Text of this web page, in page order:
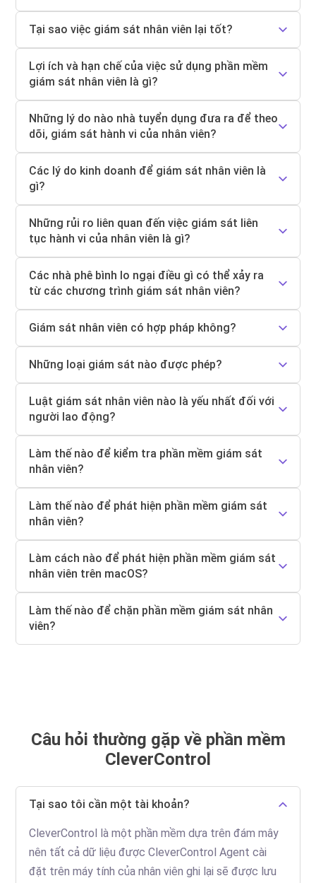
Tại sao việc giám sát nhân viên lại tốt?
Lợi ích và hạn chế của việc sử dụng phần mềm
giám sát nhân viên là gì?
Những lý do nào nhà tuyển dụng đưa ra để theo
dõi, giám sát hành vi của nhân viên?
Các lý do kinh doanh để giám sát nhân viên là
gì?
Những rủi ro liên quan đến việc giám sát liên
tục hành vi của nhân viên là gì?
Các nhà phê bình lo ngại điều gì có thể xảy ra
từ các chương trình giám sát nhân viên?
Giám sát nhân viên có hợp pháp không?
Những loại giám sát nào được phép?
Luật giám sát nhân viên nào là yếu nhất đối với
người lao động?
Làm thế nào để kiểm tra phần mềm giám sát
nhân viên?
Làm thế nào để phát hiện phần mềm giám sát
nhân viên?
Làm cách nào để phát hiện phần mềm giám sát
nhân viên trên macOS?
Làm thế nào để chặn phần mềm giám sát nhân
viên?
Câu hỏi thường gặp về phần mềm
CleverControl
Tại sao tôi cần một tài khoản?
CleverControl là một phần mềm dựa trên đám mây
nên tất cả dữ liệu được CleverControl Agent cài
đặt trên máy tính của nhân viên ghi lại sẽ được lưu